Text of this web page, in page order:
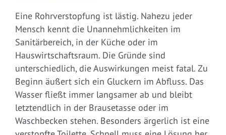
Eine Rohrverstopfung ist lästig. Nahezu jeder
Mensch kennt die Unannehmlichkeiten im
Sanitärbereich, in der Küche oder im
Hauswirtschaftsraum. Die Gründe sind
unterschiedlich, die Auswirkungen meist fatal. Zu
Beginn äußert sich ein Gluckern im Abfluss. Das
Wasser fließt immer langsamer ab und bleibt
letztendlich in der Brausetasse oder im
Waschbecken stehen. Besonders ärgerlich ist eine